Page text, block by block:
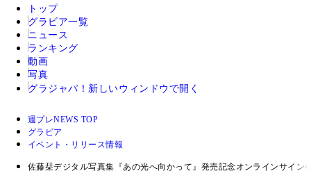
トップ
グラビア一覧
ニュース
ランキング
動画
写真
グラジャパ！ 新しいウィンドウで開く
週プレNEWS TOP
グラビア
イベント・リリース情報
佐藤栞デジタル写真集『あの光へ向かって』発売記念オンラインサイン